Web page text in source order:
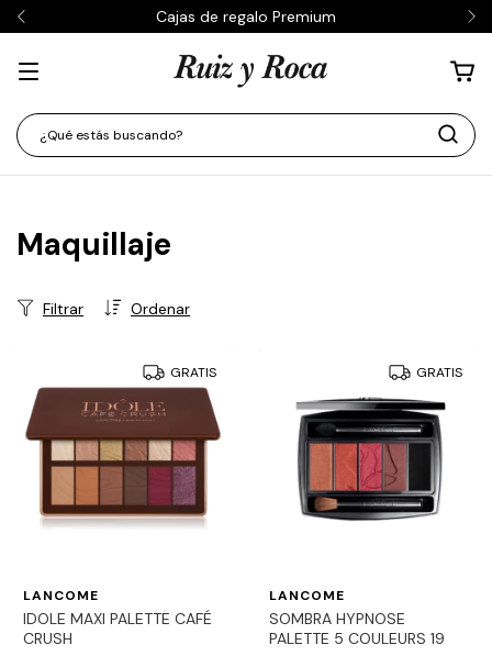
Cajas de regalo Premium
Maquillaje
Ordenar
Filtrar
GRATIS
LANCOME
IDOLE MAXI PALETTE CAFÉ
CRUSH
GRATIS
LANCOME
SOMBRA HYPNOSE
PALETTE 5 COULEURS 19